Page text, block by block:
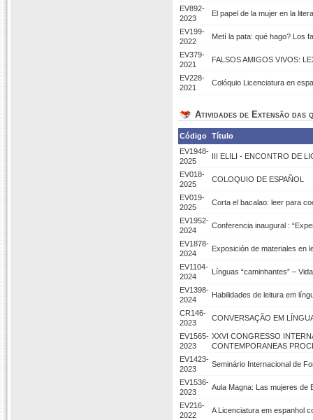
EV892-
2023
El papel de la mujer en la
EV199-
2022
Metí la pata: qué hago? Los
EV379-
2021
FALSOS AMIGOS VIVOS:
EV228-
2021
Colóquio Licenciatura en
Atividades de Extensão das
Código Título
EV1948-
2025
III ELILI - ENCONTRO DE
EV018-
2025
COLOQUIO DE ESPAÑOL
EV019-
2025
Corta el bacalao: leer para
EV1952-
2024
Conferencia inaugural :
EV1878-
2024
Exposición de materiales en
EV1104-
2024
Línguas “caminhantes” –
EV1398-
2024
Habilidades de leitura em
CR146-
2023
CONVERSAÇÃO EM
EV1565-
2023
XXVI CONGRESSO
CONTEMPORANEAS
EV1423-
2023
Seminário Internacional de
EV1536-
2023
Aula Magna: Las mujeres de
EV216-
2022
A Licenciatura em espanhol